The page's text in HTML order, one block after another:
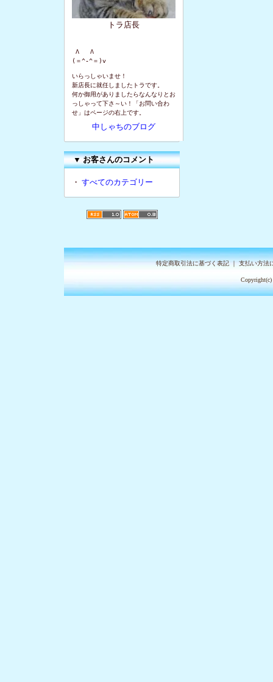
トラ店長
Λ   Λ
(＝^-^＝)v
いらっしゃいませ！
新店長に就任しましたトラです。
何か御用がありましたらなんなりとお
っしゃって下さ～い！「お問い合わ
せ」はページの右上です。
中しゃちのブログ
▼お客さんのコメント
・ すべてのカテゴリー
特定商取引法に基づく表記｜支払い方法